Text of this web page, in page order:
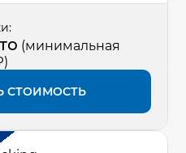
(минимальная
СТОИМОСТЬ